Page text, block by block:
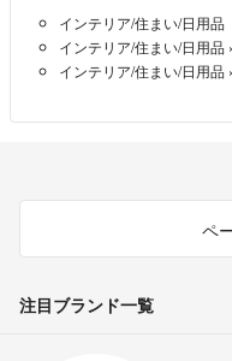
インテリア/住まい/日用品
インテリア/住まい/日用品 ›
インテリア/住まい/日用品 ›
ペ
注目ブランド一覧